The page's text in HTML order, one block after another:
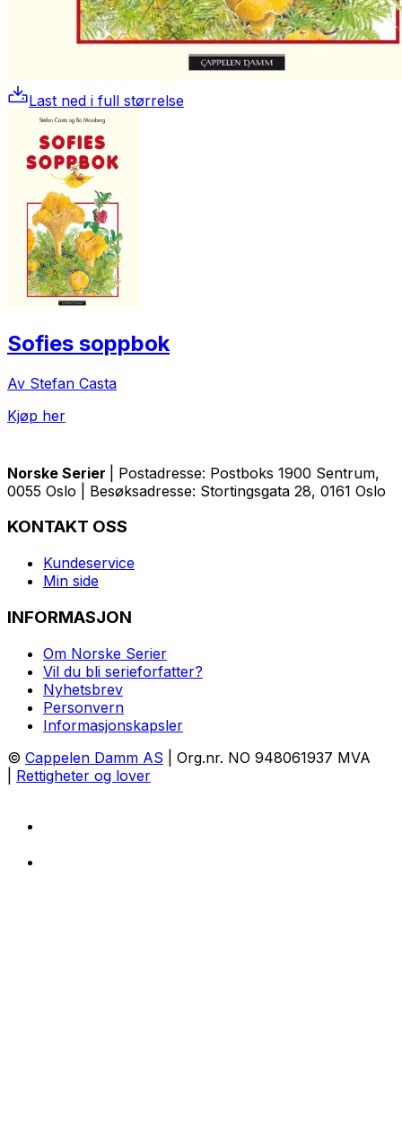
Last ned i full størrelse
Sofies soppbok
Av Stefan Casta
Kjøp her
Norske Serier
| Postadresse: Postboks 1900 Sentrum,
0055 Oslo | Besøksadresse: Stortingsgata 28, 0161 Oslo
KONTAKT OSS
Kundeservice
Min side
INFORMASJON
Om Norske Serier
Vil du bli serieforfatter?
Nyhetsbrev
Personvern
Informasjonskapsler
© Cappelen Damm AS | Org.nr. NO 948061937 MVA
Rettigheter og lover